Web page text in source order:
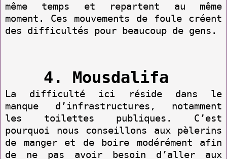
même temps et repartent au même
moment. Ces mouvements de foule créent
des difficultés pour beaucoup de gens.
4. Mousdalifa
La difficulté ici réside dans le
manque d’infrastructures, notamment
les toilettes publiques. C’est
pourquoi nous conseillons aux pèlerins
de manger et de boire modérément afin
de ne pas avoir besoin d’aller aux